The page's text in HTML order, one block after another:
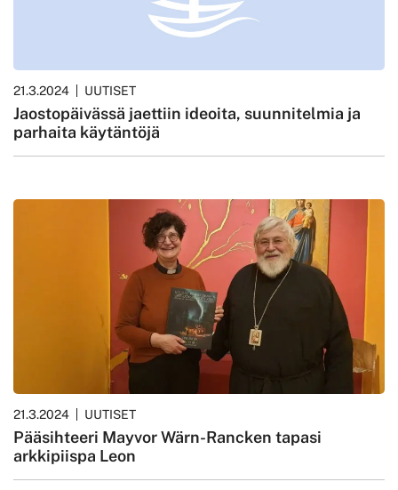
21.3.2024 UUTISET
Jaostopäivässä jaettiin ideoita, suunnitelmia ja
parhaita käytäntöjä
21.3.2024 UUTISET
Pääsihteeri Mayvor Wärn-Rancken tapasi
arkkipiispa Leon